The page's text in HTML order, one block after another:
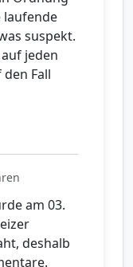
laufende
suspekt.
jeden
Fall
am 03.
deshalb